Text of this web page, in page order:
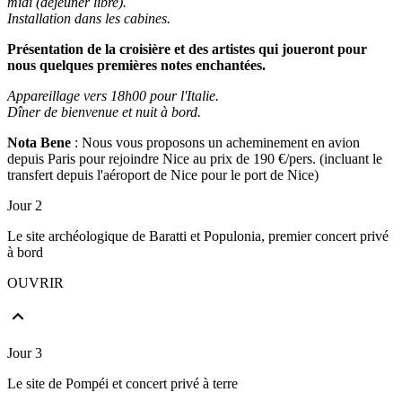
Installation dans les cabines.
Présentation de la croisière et des artistes qui joueront pour
nous quelques premières notes enchantées.
Appareillage vers 18h00 pour l'Italie.
Dîner de bienvenue et nuit à bord.
Nota Bene : Nous vous proposons un acheminement en avion
depuis Paris pour rejoindre Nice au prix de 190 €/pers. (incluant le
transfert depuis l'aéroport de Nice pour le port de Nice)
Jour 2
Le site archéologique de Baratti et Populonia, premier concert privé
à bord
OUVRIR
Jour 3
Le site de Pompéi et concert privé à terre